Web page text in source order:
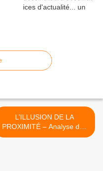
L’ILLUSION DE LA
PROXIMITÉ – Analyse des
relations entre la France et